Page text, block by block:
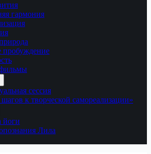
гармония
пробуждение
сессия
к творческой самореализации»
йоги
Лила